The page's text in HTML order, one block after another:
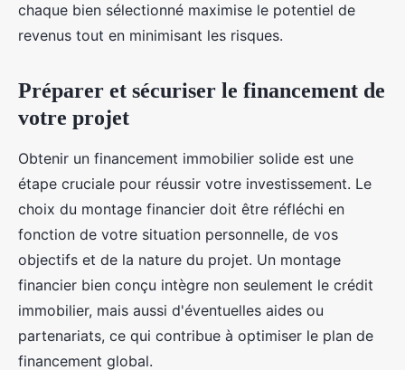
chaque bien sélectionné maximise le potentiel de
revenus tout en minimisant les risques.
Préparer et sécuriser le financement de
votre projet
Obtenir un financement immobilier solide est une
étape cruciale pour réussir votre investissement. Le
choix du montage financier doit être réfléchi en
fonction de votre situation personnelle, de vos
objectifs et de la nature du projet. Un montage
financier bien conçu intègre non seulement le crédit
immobilier, mais aussi d'éventuelles aides ou
partenariats, ce qui contribue à optimiser le plan de
financement global.